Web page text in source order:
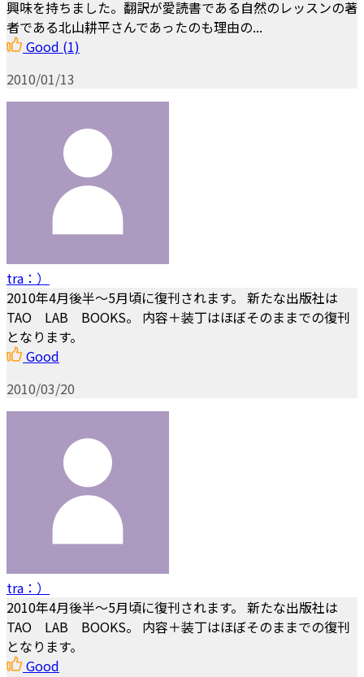
興味を持ちました。翻訳が愛読書である自然のレッスンの著
者である北山耕平さんであったのも理由の...
Good (1)
2010/01/13
tra：）
2010年4月後半〜5月頃に復刊されます。 新たな出版社は
TAO LAB BOOKS。 内容＋装丁はほぼそのままでの復刊
となります。
Good
2010/03/20
tra：）
2010年4月後半〜5月頃に復刊されます。 新たな出版社は
TAO LAB BOOKS。 内容＋装丁はほぼそのままでの復刊
となります。
Good